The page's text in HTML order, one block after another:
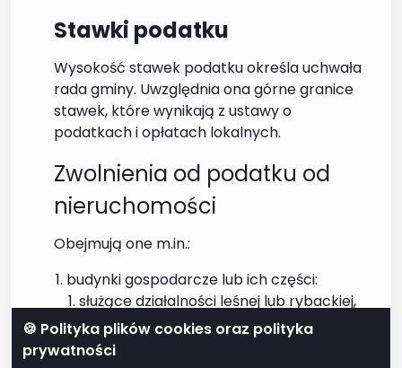
🍪 Polityka plików cookies oraz polityka
prywatności
Stawki podatku
Wysokość stawek podatku określa uchwała
rada gminy. Uwzględnia ona górne granice
stawek, które wynikają z ustawy o
podatkach i opłatach lokalnych.
Zwolnienia od podatku od
nieruchomości
Obejmują one m.in.:
budynki gospodarcze lub ich części:
służące działalności leśnej lub rybackiej,
położone na gruntach gospodarstw
rolnych, służące wyłącznie działalności